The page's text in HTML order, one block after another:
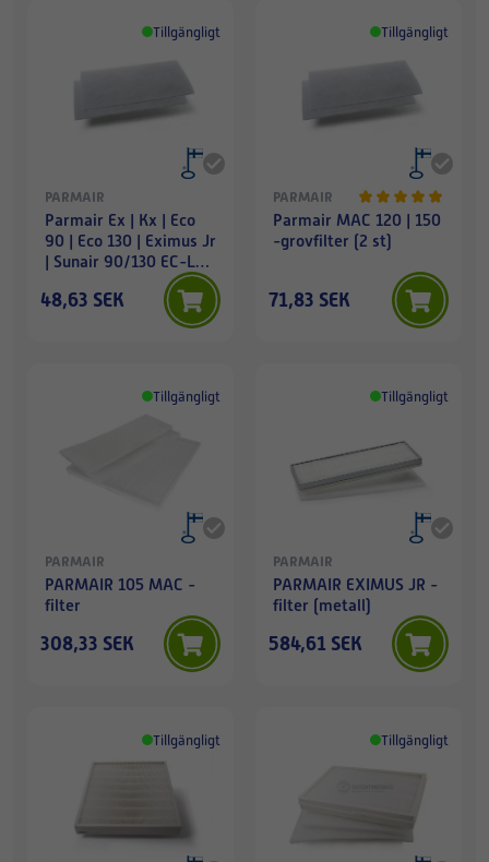
Tillgängligt
PARMAIR
Parmair Ex | Kx | Eco
90 | Eco 130 | Eximus Jr
| Sunair 90/130 EC-LT
grovfilter (2 st)
48,63 SEK
Tillgängligt
PARMAIR
Parmair MAC 120 | 150
-grovfilter (2 st)
71,83 SEK
Tillgängligt
PARMAIR
PARMAIR 105 MAC -
filter
308,33 SEK
Tillgängligt
PARMAIR
PARMAIR EXIMUS JR -
filter (metall)
584,61 SEK
Tillgängligt Tillgängligt